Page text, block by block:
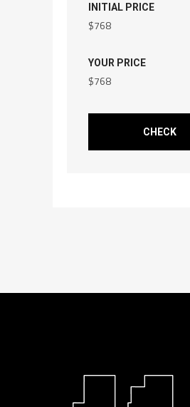
INITIAL PRICE
$768
YOUR PRICE
$768
CHECK